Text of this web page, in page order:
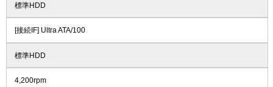
標準HDD
[接続IF] Ultra ATA/100
標準HDD
4,200rpm